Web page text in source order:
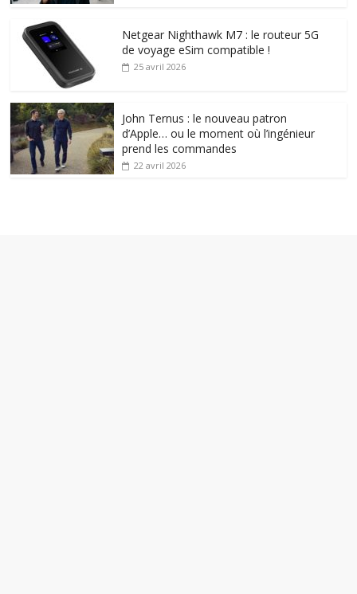
Netgear Nighthawk M7 : le routeur 5G
de voyage eSim compatible !
25 avril 2026
John Ternus : le nouveau patron
d’Apple… ou le moment où l’ingénieur
prend les commandes
22 avril 2026